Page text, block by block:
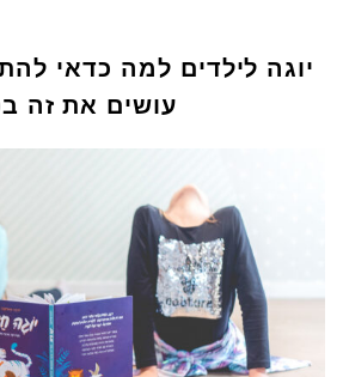
יוגה לילדים למה כדאי
עושים את זה